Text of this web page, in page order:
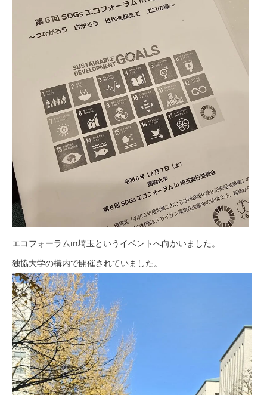
エコフォーラムin埼玉というイベントへ向かいました。
独協大学の構内で開催されていました。